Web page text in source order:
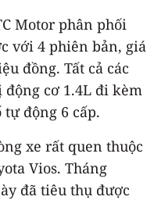
Motor phân phối
với 4 phiên bản, giá
đồng. Tất cả các
cơ 1.4L đi kèm
tự động 6 cấp.
xe rất quen thuộc
Vios. Tháng
đã tiêu thụ được